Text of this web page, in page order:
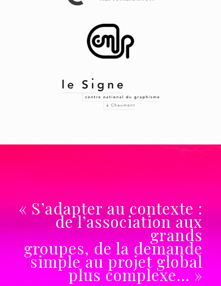
« S’adapter au contexte :
de l’association aux
grands
groupes, de la demande
simple au projet global
plus complexe… »